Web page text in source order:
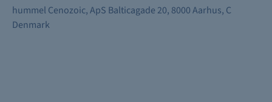
hummel Cenozoic, ApS Balticagade 20, 8000 Aarhus, C
Denmark